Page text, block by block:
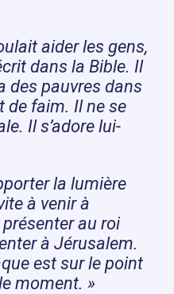
aider les gens,
dans la Bible. Il
des pauvres dans
de faim. Il ne se
Il s’adore lui-
la lumière
à venir à
au roi
à Jérusalem.
est sur le point
moment. »